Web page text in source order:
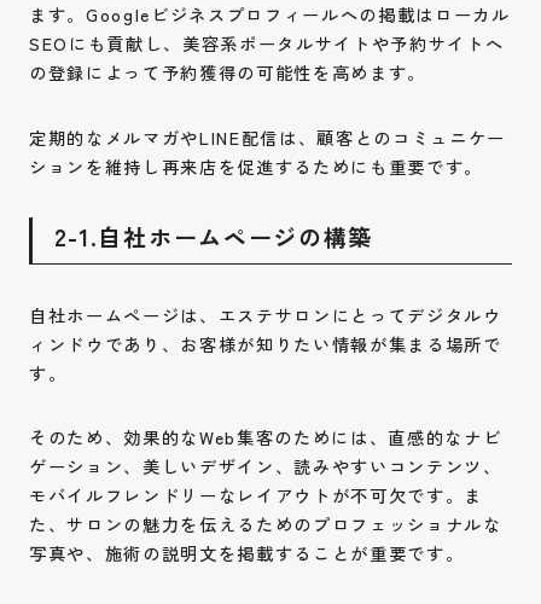
ます。Googleビジネスプロフィールへの掲載はローカル
SEOにも貢献し、美容系ポータルサイトや予約サイトへ
の登録によって予約獲得の可能性を高めます。
定期的なメルマガやLINE配信は、顧客とのコミュニケー
ションを維持し再来店を促進するためにも重要です。
2-1.自社ホームページの構築
自社ホームページは、エステサロンにとってデジタルウ
ィンドウであり、お客様が知りたい情報が集まる場所で
す。
そのため、効果的なWeb集客のためには、直感的なナビ
ゲーション、美しいデザイン、読みやすいコンテンツ、
モバイルフレンドリーなレイアウトが不可欠です。ま
た、サロンの魅力を伝えるためのプロフェッショナルな
写真や、施術の説明文を掲載することが重要です。